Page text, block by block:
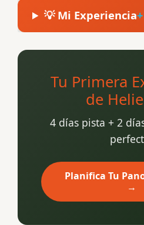
💡 Mi Experiencia
Tu Primera
de
4 días pista + 2
Planifica Tu
→